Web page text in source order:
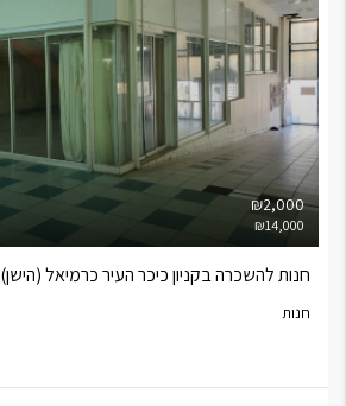
₪2,000
₪14,000
חנות להשכרה בקניון כיכר העיר כרמיאל (הישן)
חנות